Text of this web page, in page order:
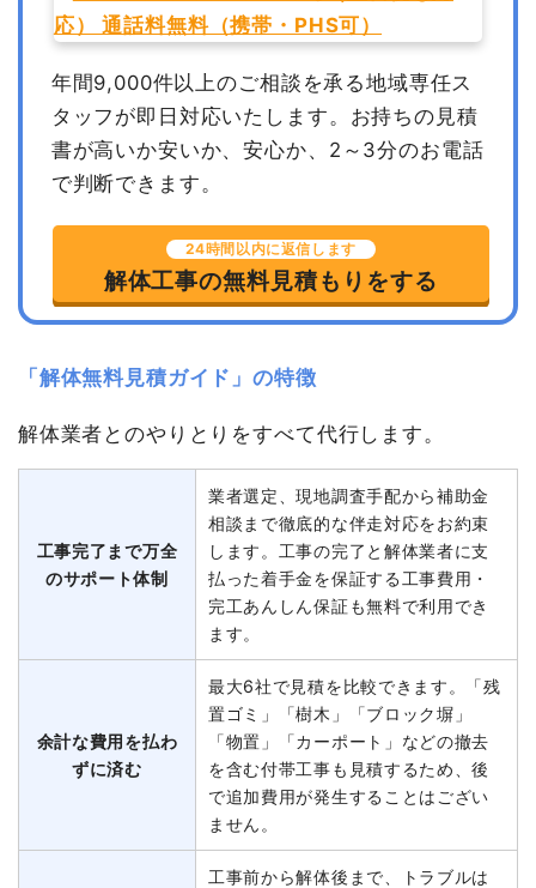
年間9,000件以上のご相談を承る地域専任ス
タッフが即日対応いたします。 お持ちの見積
書が高いか安いか、安心か、2～3分のお電話
で判断できます。
24時間以内に返信します
解体工事の無料見積もりをする
「解体無料見積ガイド」の特徴
解体業者とのやりとりをすべて代行します。
工事完了まで万全
のサポート体制
業者選定、現地調査手配から補助金
相談まで徹底的な伴走対応をお約束
します。工事の完了と解体業者に支
払った着手金を保証する工事費用・
完工あんしん保証も無料で利用でき
ます。
余計な費用を払わ
ずに済む
最大6社で見積を比較できます。「残
置ゴミ」「樹木」「ブロック塀」
「物置」「カーポート」などの撤去
を含む付帯工事も見積するため、後
で追加費用が発生することはござい
ません。
工事前から解体後まで、トラブルは